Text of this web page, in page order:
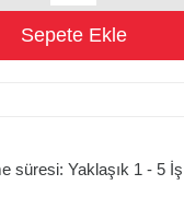
süresi: Yaklaşık 1 - 5